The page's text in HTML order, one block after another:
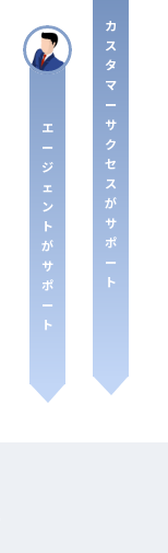
エ
ー
ジ
ェ
ン
ト
が
サ
ポ
ー
ト
カ
ス
タ
マ
ー
サ
ク
セ
ス
が
サ
ポ
ー
ト